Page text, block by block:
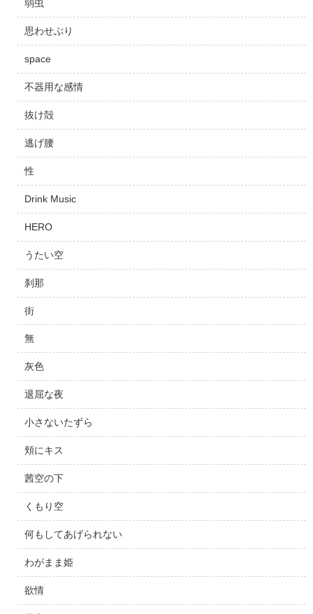
弱虫
思わせぶり
space
不器用な感情
抜け殻
逃げ腰
性
Drink Music
HERO
うたい空
刹那
街
無
灰色
退屈な夜
小さないたずら
頬にキス
茜空の下
くもり空
何もしてあげられない
わがまま姫
欲情